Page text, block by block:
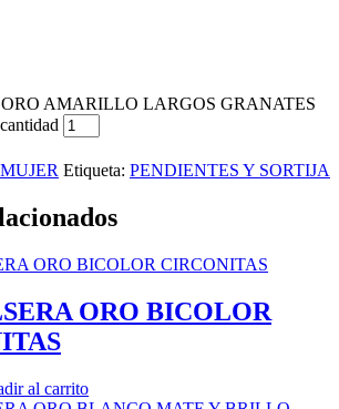
AMARILLO LARGOS GRANATES
Etiqueta: PENDIENTES Y SORTIJA
ORO BICOLOR
al carrito